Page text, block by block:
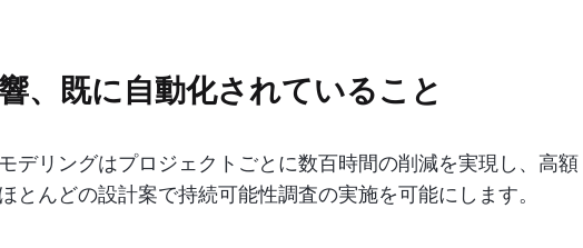
、既に自動化されていること
デリングはプロジェクトごとに数百時間の削減を実現し、高額
とんどの設計案で持続可能性調査の実施を可能にします。